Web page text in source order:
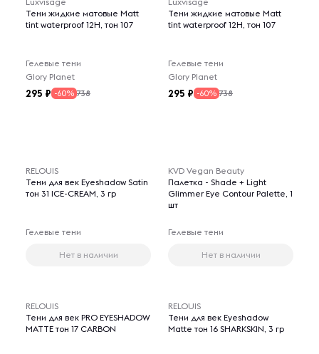
Тени жидкие матовые Matt
tint waterproof 12H, тон 107
Гелевые тени
Glory Planet
295 -60% 738
Тени жидкие матовые Matt
tint waterproof 12H, тон 107
Гелевые тени
Glory Planet
295 -60% 738
RELOUIS
Тени для век Eyeshadow Satin
тон 31 ICE-CREAM, 3 гр
Гелевые тени
Нет в наличии
KVD Vegan Beauty
Палетка - Shade + Light
Glimmer Eye Contour Palette, 1
шт
Гелевые тени
Нет в наличии
RELOUIS
Тени для век PRO EYESHADOW
MATTE тон 17 CARBON
RELOUIS
Тени для век Eyeshadow
Matte тон 16 SHARKSKIN, 3 гр